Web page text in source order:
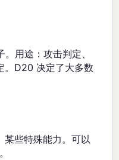
用途：攻击判定、
。D20 决定了大多数
某些特殊能力。可以